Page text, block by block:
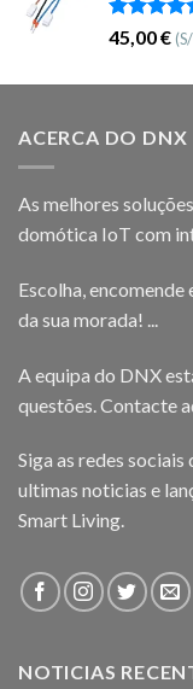
Avaliação
5.00
de 5
45,00€
ACERCA DO DNX
As melhores
domótica IoT com
Escolha, encomende
da sua morada! ...
A equipa do DNX
questões. Contacte
Siga as redes
ultimas noticias e
Smart Living.
NOTICIAS